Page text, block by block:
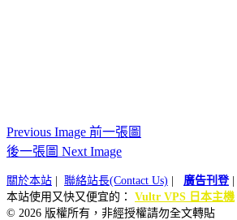
Previous Image 前一張圖
後一張圖 Next Image
關於本站 聯絡站長(Contact Us) 廣告刊登|
本站使用又快又便宜的： Vultr VPS 日本主機
© 2026 版權所有，非經授權請勿全文轉貼